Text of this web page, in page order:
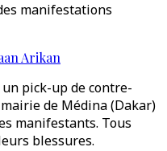
manifestations
Arikan
pick-up de contre-
de Médina (Dakar)
manifestants. Tous
blessures.